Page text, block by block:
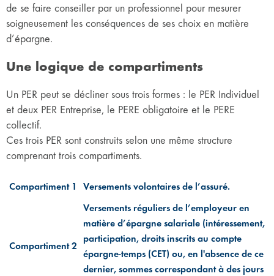
de se faire conseiller par un professionnel pour mesurer
soigneusement les conséquences de ses choix en matière
d’épargne.
Une logique de compartiments
Un PER peut se décliner sous trois formes : le PER Individuel
et deux PER Entreprise, le PERE obligatoire et le PERE
collectif.
Ces trois PER sont construits selon une même structure
comprenant trois compartiments.
Compartiment 1 Versements volontaires de l’assuré.
Compartiment 2
Versements réguliers de l’employeur en
matière d’épargne salariale (intéressement,
participation, droits inscrits au compte
épargne-temps (CET) ou, en l'absence de ce
dernier, sommes correspondant à des jours